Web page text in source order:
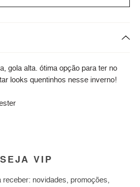
gola alta. ótima opção para ter no
looks quentinhos nesse inverno!
SEJA VIP
novidades, promoções,